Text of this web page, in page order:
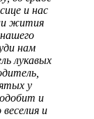
и нас
жития
нам
лукавых
у
и
и